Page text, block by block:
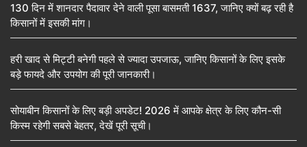
130 दिन में शानदार पैदावार देने वाली पूसा बासमती 1637, जानिए क्यों बढ़ रही है
किसानों में इसकी मांग।
हरी खाद से मिट्टी बनेगी पहले से ज्यादा उपजाऊ, जानिए किसानों के लिए इसके
बड़े फायदे और उपयोग की पूरी जानकारी।
सोयाबीन किसानों के लिए बड़ी अपडेट! 2026 में आपके क्षेत्र के लिए कौन-सी
किस्म रहेगी सबसे बेहतर, देखें पूरी सूची।